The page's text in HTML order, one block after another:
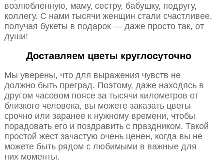
возлюбленную, маму, сестру, бабушку, подругу,
коллегу. С нами тысячи женщин стали счастливее,
получая букеты в подарок — даже просто так, от
души!
Доставляем цветы круглосуточно
Мы уверены, что для выражения чувств не
должно быть преград. Поэтому, даже находясь в
другом часовом поясе за тысячи километров от
близкого человека, вы можете заказать цветы
срочно или заранее к нужному времени, чтобы
порадовать его и поздравить с праздником. Такой
простой жест зачастую очень ценен, когда вы не
можете быть рядом с любимыми в важные для
них моменты.